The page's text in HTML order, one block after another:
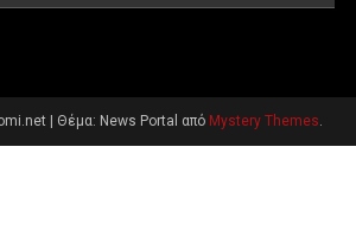
Θέμα: News Portal από Mystery Themes.